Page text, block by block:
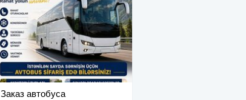
Заказ автобуса